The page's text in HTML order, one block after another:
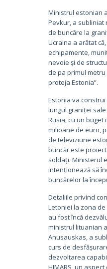
Ministrul estonian
Pevkur, a subliniat
de buncăre la
Ucraina a arătat
echipamente,
nevoie și de
de pa primul
proteja Estonia”.
Estonia va
lungul graniței
Rusia, cu un buget
milioane de euro,
de televiziune
buncăr este
soldați. Ministerul
intenționează să
buncărelor la
Detaliile privind
Letoniei la zona
au fost încă
ministrul lituanian
Anusauskas, a
curs de
dezvoltarea
HIMARS, un